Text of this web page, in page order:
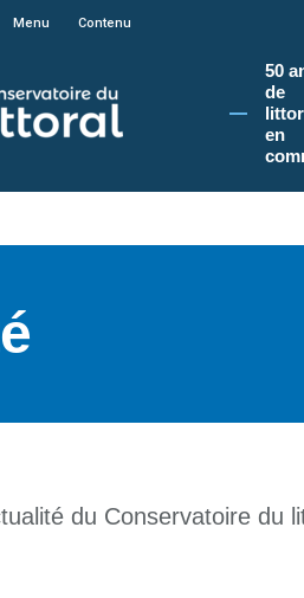
le site du Conservatoire du littoral, vous
Menu Contenu
50
de
en
du Conservatoire du